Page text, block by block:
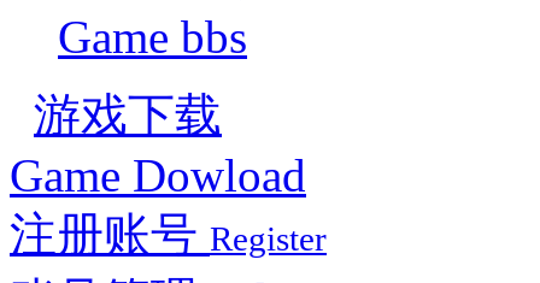
Game bbs
游戏下载
Game Dowload
注册账号 Register